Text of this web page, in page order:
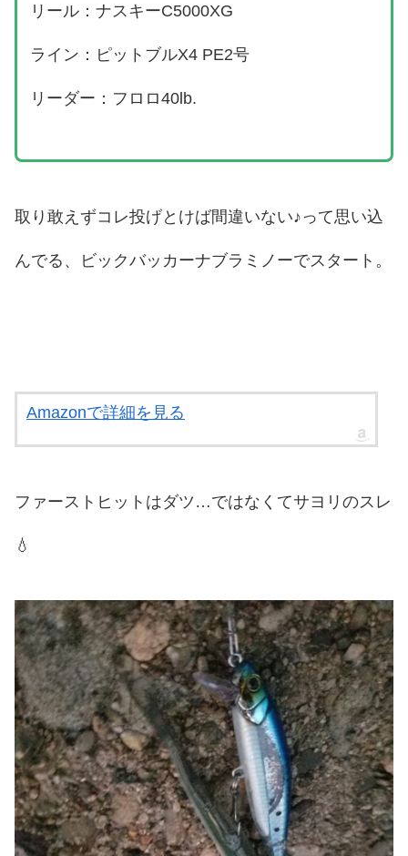
リール：ナスキーC5000XG
ライン：ピットブルX4 PE2号
リーダー：フロロ40lb.
取り敢えずコレ投げとけば間違いない♪って思い込
んでる、ビックバッカーナブラミノーでスタート。
Amazonで詳細を見る
ファーストヒットはダツ…ではなくてサヨリのスレ
💧